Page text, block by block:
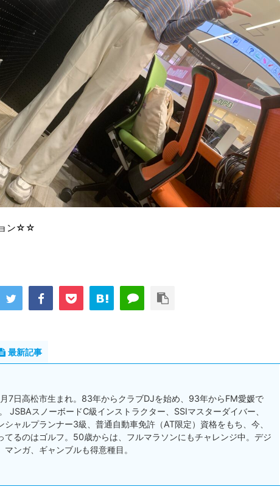
ョン☆☆
最新記事
7日高松市生まれ。83年からクラブDJを始め、93年からFM愛媛で
JSBAスノーボードC級インストラクター、SSIマスターダイバー、
シャルプランナー3級、普通自動車免許（AT限定）資格をもち、今、
てるのはゴルフ。50歳からは、フルマラソンにもチャレンジ中。デジ
マンガ、ギャンブルも得意種目。